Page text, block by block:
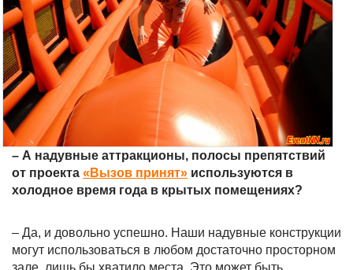
– А надувные аттракционы, полосы препятствий
от проекта «Вызов принят» используются в
холодное время года в крытых помещениях?
– Да, и довольно успешно. Наши надувные конструкции
могут использоваться в любом достаточно просторном
зале, лишь бы хватило места. Это может быть